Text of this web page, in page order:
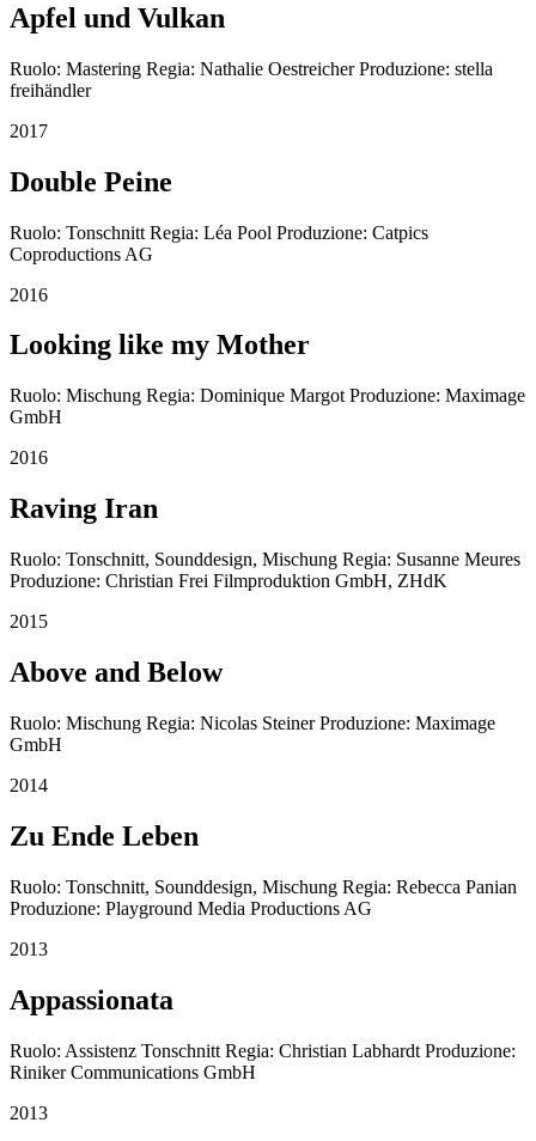
Apfel und Vulkan
Ruolo: Mastering Regia: Nathalie Oestreicher Produzione: stella
freihändler
2017
Double Peine
Ruolo: Tonschnitt Regia: Léa Pool Produzione: Catpics
Coproductions AG
2016
Looking like my Mother
Ruolo: Mischung Regia: Dominique Margot Produzione: Maximage
GmbH
2016
Raving Iran
Ruolo: Tonschnitt, Sounddesign, Mischung Regia: Susanne Meures
Produzione: Christian Frei Filmproduktion GmbH, ZHdK
2015
Above and Below
Ruolo: Mischung Regia: Nicolas Steiner Produzione: Maximage
GmbH
2014
Zu Ende Leben
Ruolo: Tonschnitt, Sounddesign, Mischung Regia: Rebecca Panian
Produzione: Playground Media Productions AG
2013
Appassionata
Ruolo: Assistenz Tonschnitt Regia: Christian Labhardt Produzione:
Riniker Communications GmbH
2013